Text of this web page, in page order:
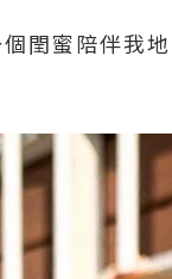
閏蜜陪伴我